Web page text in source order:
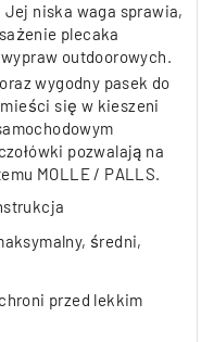
niska waga sprawia,
plecaka
outdoorowych.
wygodny pasek do
się w kieszeni
pozwalają na
MOLLE / PALLS.
średni,
przed lekkim